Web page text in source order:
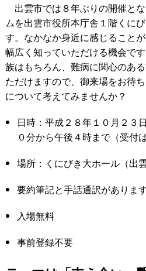
出雲市では８年ぶりの開催と
ムを出雲市役所本庁舎１階くに
す。なかなか身近に感じること
幅広く知っていただける機会で
族はもちろん、難病に関心のあ
ただけますので、御来場をお待
について考えてみませんか？
日時：平成２８年１０月２３
０分から午後４時まで（受付
場所：くにびき大ホール（出
要約筆記と手話通訳がありま
入場無料
事前登録不要